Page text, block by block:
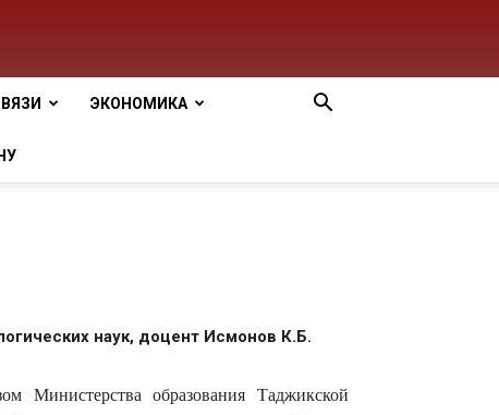
ЭКОНОМИКА
наук, доцент Исмонов К.Б.
Министерства образования Таджикской